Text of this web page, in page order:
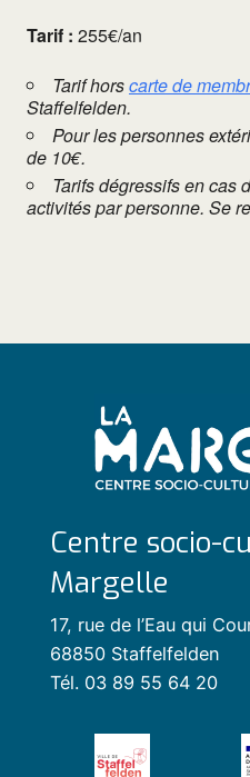
Tarif : 255€/an
Tarif horscarte de
Staffelfelden.
Pour les personnes
de 10€.
Tarifs dégressifs en cas
activités par personne. Se
Centre socio-
Margelle
17, rue de l’Eau qui
68850 Staffelfelden
Tél. 03 89 55 64 20